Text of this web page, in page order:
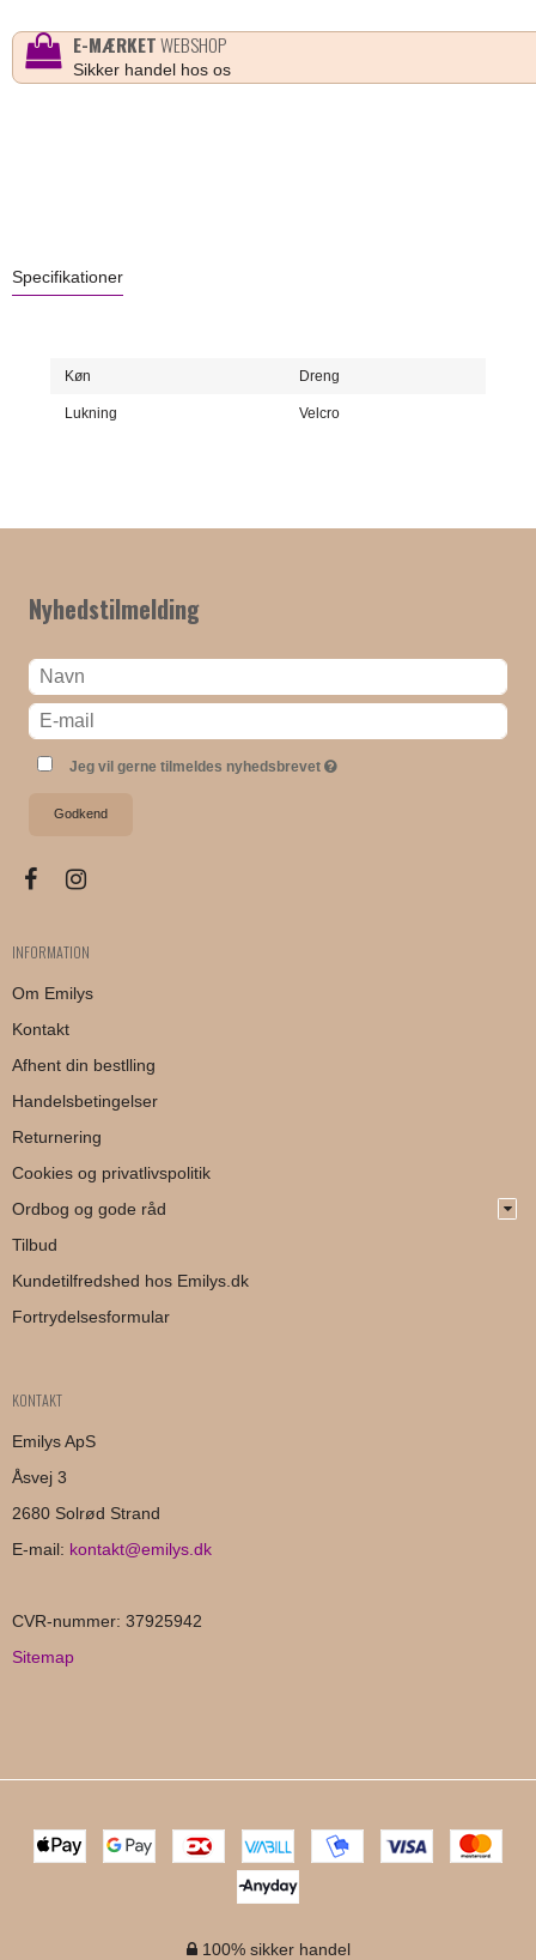
E-MÆRKETWEBSHOP
Sikker handel hos os
Specifikationer
Køn Dreng
Lukning Velcro
Nyhedstilmelding
Jeg vil gerne tilmeldes nyhedsbrevet
Godkend
INFORMATION
Om Emilys
Kontakt
Afhent din bestlling
Handelsbetingelser
Returnering
Cookies og privatlivspolitik
Ordbog og gode råd
Tilbud
Kundetilfredshed hos Emilys.dk
Fortrydelsesformular
KONTAKT
Emilys ApS
Åsvej 3
2680 Solrød Strand
E-mail: kontakt@emilys.dk
CVR-nummer: 37925942
Sitemap
100% sikker handel